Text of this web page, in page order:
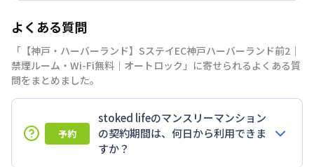
よくある質問
「【神戸・ハーバーランド】SステイEC神戸ハーバーランド前2｜
禁煙ルーム・Wi-Fi無料｜オートロック」に寄せられるよくある質
問をまとめました。
予約
stoked lifeのマンスリーマンション
の契約期間は、何日から利用できま
すか？